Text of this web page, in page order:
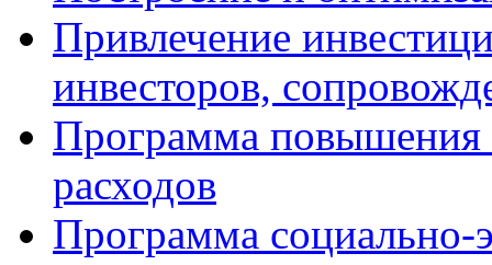
Привлечение
инвесторов,
Программа
расходов
Программа социально-